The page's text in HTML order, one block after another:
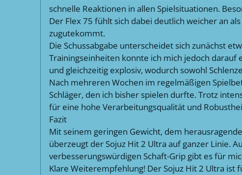
schnelle Reaktionen in allen Spielsituationen.
Der Flex 75 fühlt sich dabei deutlich weicher an
zugutekommt.
Die Schussabgabe unterscheidet sich zunächst
Trainingseinheiten konnte ich mich jedoch darauf
und gleichzeitig explosiv, wodurch sowohl
Nach mehreren Wochen im regelmäßigen
Schläger, den ich bisher spielen durfte. Trotz
für eine hohe Verarbeitungsqualität und
Fazit
Mit seinem geringen Gewicht, dem
überzeugt der Sojuz Hit 2 Ultra auf ganzer Linie.
verbesserungswürdigen Schaft-Grip gibt es für
Klare Weiterempfehlung! Der Sojuz Hit 2 Ultra ist